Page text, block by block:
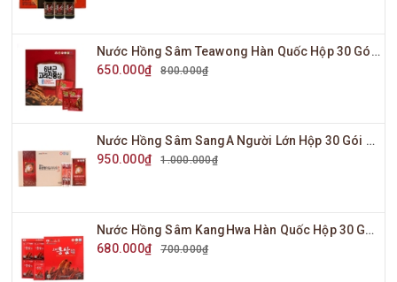
Nước Hồng Sâm Teawong Hàn Quốc Hộp 30 Gói x 70ml
650.000₫
800.000₫
Nước Hồng Sâm SangA Người Lớn Hộp 30 Gói x 10ml
950.000₫
1.000.000₫
Nước Hồng Sâm KangHwa Hàn Quốc Hộp 30 Gói x 70ml
680.000₫
700.000₫